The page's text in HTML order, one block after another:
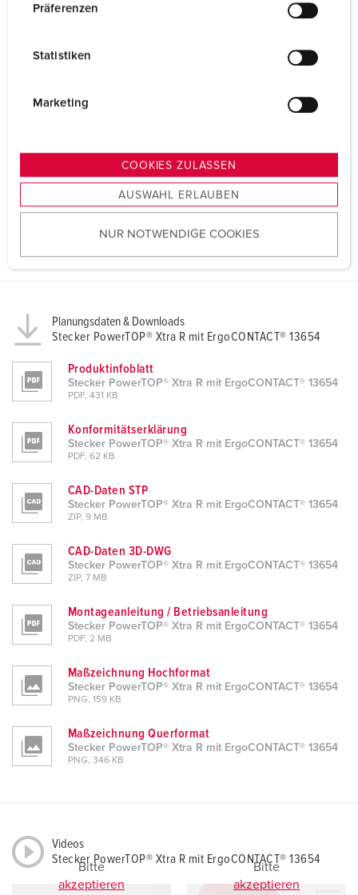
s
u
w
Präferenzen
Statistiken
Marketing
COOKIES ZULASSEN
AUSWAHL ERLAUBEN
NUR NOTWENDIGE COOKIES
Planungsdaten & Downloads
Stecker PowerTOP® Xtra R mit ErgoCONTACT® 13654
Produktinfoblatt
Stecker PowerTOP® Xtra R mit ErgoCONTACT® 13654
PDF, 431 KB
Konformitätserklärung
Stecker PowerTOP® Xtra R mit ErgoCONTACT® 13654
PDF, 62 KB
CAD-Daten STP
Stecker PowerTOP® Xtra R mit ErgoCONTACT® 13654
ZIP, 9 MB
CAD-Daten 3D-DWG
Stecker PowerTOP® Xtra R mit ErgoCONTACT® 13654
ZIP, 7 MB
Montageanleitung / Betriebsanleitung
Stecker PowerTOP® Xtra R mit ErgoCONTACT® 13654
PDF, 2 MB
Maßzeichnung Hochformat
Stecker PowerTOP® Xtra R mit ErgoCONTACT® 13654
PNG, 159 KB
Maßzeichnung Querformat
Stecker PowerTOP® Xtra R mit ErgoCONTACT® 13654
PNG, 346 KB
Videos
Stecker PowerTOP® Xtra R mit ErgoCONTACT® 13654
Bitte
akzeptieren
Bitte
akzeptieren